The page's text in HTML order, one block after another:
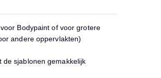
Bodypaint of voor grotere
andere oppervlakten)
de sjablonen gemakkelijk